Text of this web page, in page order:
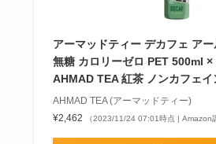
アーマッドティー デカフェ ア
無糖 カロリーゼロ PET 500ml
AHMAD TEA 紅茶 ノンカフェイ
AHMAD TEA (アーマッドティー)
¥2,462
（2023/11/24 07:01時点 | Amazon